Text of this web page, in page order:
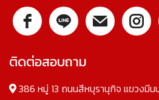
ติดต่อสอบถาม
386 หมู่ 13 ถนนสีหบุรานุกิจ แขวงมีน